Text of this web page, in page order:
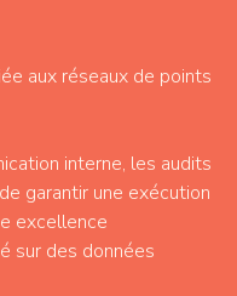
aux réseaux de points
interne, les audits
garantir une exécution
excellence
sur des données